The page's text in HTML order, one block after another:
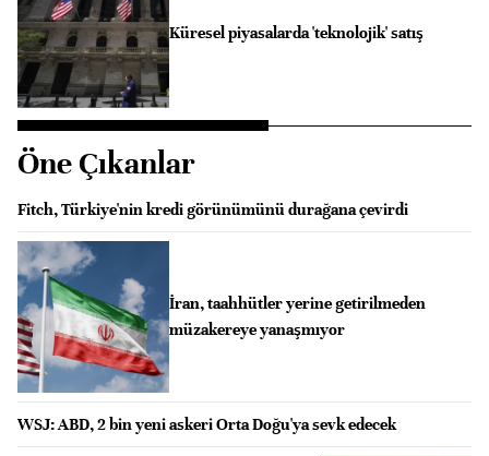
Küresel piyasalarda 'teknolojik' satış
Öne Çıkanlar
Fitch, Türkiye'nin kredi görünümünü durağana çevirdi
İran, taahhütler yerine getirilmeden
müzakereye yanaşmıyor
WSJ: ABD, 2 bin yeni askeri Orta Doğu'ya sevk edecek